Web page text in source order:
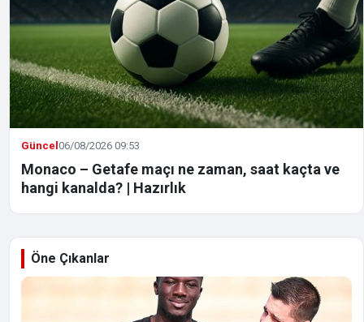
Güncel06/08/2026 09:53
Monaco – Getafe maçı ne zaman, saat kaçta ve
hangi kanalda? | Hazırlık
Öne Çıkanlar